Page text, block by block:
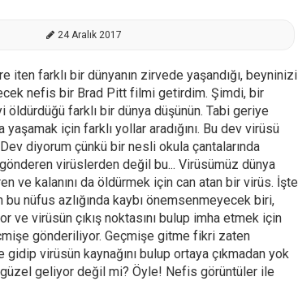
24 Aralık 2017
iten farklı bir dünyanın zirvede yaşandığı, beyninizi
nefis bir Brad Pitt filmi getirdim. Şimdi, bir
farklı bir dünya düşünün. Tabi geriye
yaşamak için farklı yollar aradığını. Bu dev virüsü
diyorum çünkü bir nesli okula çantalarında
virüslerden değil bu... Virüsümüz dünya
ve kalanını da öldürmek için can atan bir virüs. İşte
nüfus azlığında kaybı önemsenmeyecek biri,
ve virüsün çıkış noktasını bulup imha etmek için
gönderiliyor. Geçmişe gitme fikri zaten
virüsün kaynağını bulup ortaya çıkmadan yok
geliyor değil mi? Öyle! Nefis görüntüler ile